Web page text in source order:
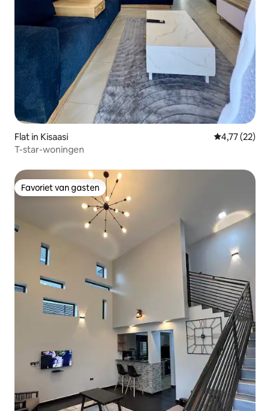
Flat in Kisaasi Gemiddelde
4,77 (22)
T-star-woningen
Favoriet van gasten
Favoriet van gasten